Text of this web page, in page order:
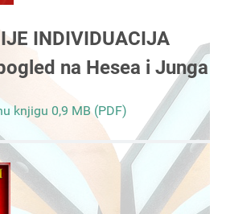
INDIVIDUACIJA
na Hesea i Junga
knjigu 0,9 MB (PDF)